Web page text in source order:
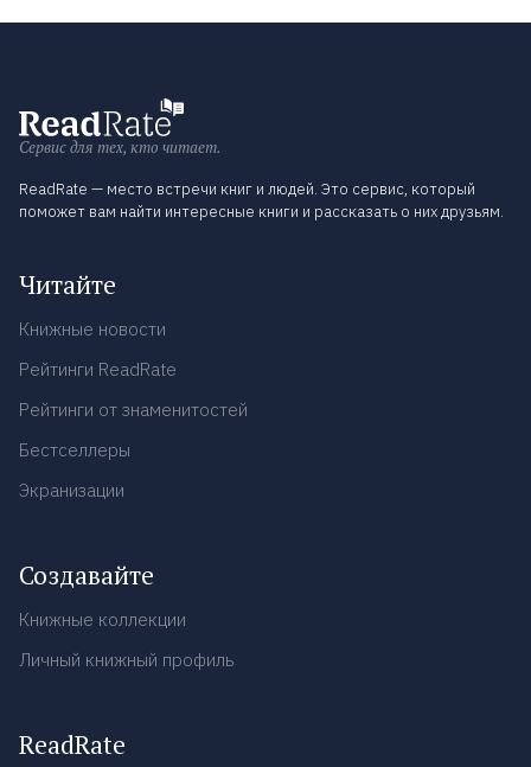
Сервис для тех, кто читает.
ReadRate — место встречи книг и людей. Это сервис, который
поможет вам найти интересные книги и рассказать о них друзьям.
Читайте
Книжные новости
Рейтинги ReadRate
Рейтинги от знаменитостей
Бестселлеры
Экранизации
Создавайте
Книжные коллекции
Личный книжный профиль
ReadRate